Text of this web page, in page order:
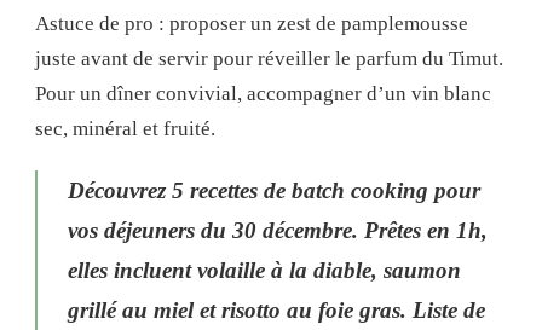
Astuce de pro : proposer un zest de pamplemousse
juste avant de servir pour réveiller le parfum du Timut.
Pour un dîner convivial, accompagner d’un vin blanc
sec, minéral et fruité.
Découvrez 5 recettes de batch cooking pour
vos déjeuners du 30 décembre. Prêtes en 1h,
elles incluent volaille à la diable, saumon
grillé au miel et risotto au foie gras. Liste de